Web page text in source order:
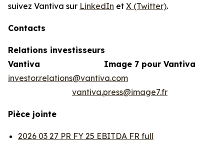
suivez Vantiva sur LinkedIn et X (Twitter).
Contacts
Relations investisseurs
Vantiva
Image 7 pour Vantiva
investor.relations@vantiva.com
vantiva.press@image7.fr
Pièce jointe
2026 03 27 PR FY 25 EBITDA FR full